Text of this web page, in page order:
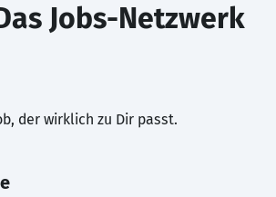
Jobs-Netzwerk
der wirklich zu Dir passt.